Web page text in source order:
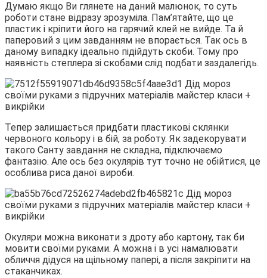
Думаю якщо Ви глянете на даний малюнок, то суть
роботи стане відразу зрозуміла. Пам’ятайте, що це
пластик і кріпити його на гарячий клей не вийде. Та й
паперовий з цим завданням не впорається. Так ось в
даному випадку ідеально підійдуть скоби. Тому про
наявність степлера зі скобами слід подбати заздалегідь.
Тепер залишається придбати пластикові склянки
червоного кольору і в бій, за роботу. Як задекорувати
такого Санту завдання не складна, підключаємо
фантазію. Але ось без окулярів тут точно не обійтися, це
особлива риса даної вироби.
Окуляри можна виконати з дроту або картону, так би
мовити своїми руками. А можна і в усі намалювати
обличчя дідуся на щільному папері, а після закріпити на
стаканчиках.